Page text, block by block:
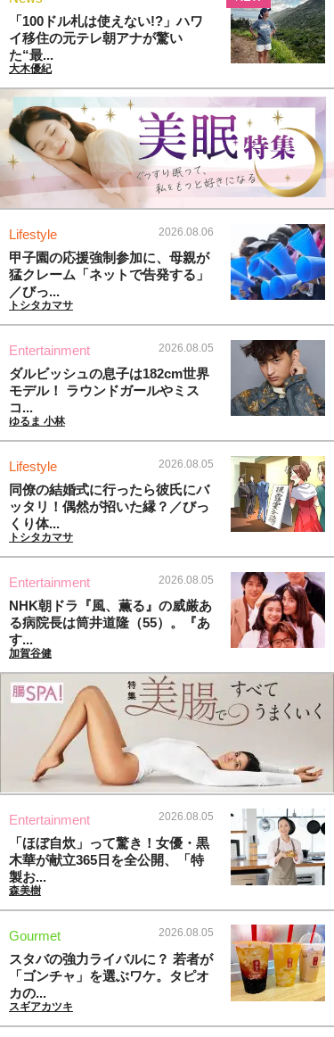
「100ドル札は使えない!?」ハワ
イ移住の元テレ朝アナが驚い
た“最...
大木優紀
Lifestyle 2026.08.06
甲子園の応援強制参加に、母親が
猛クレーム「ネットで告発する」
／びっ...
トシタカマサ
Entertainment 2026.08.05
ダルビッシュの息子は182cm世界
モデル！ ラウンドガールやミス
コ...
ゆるま 小林
Lifestyle 2026.08.05
同僚の結婚式に行ったら彼氏にバ
ッタリ！偶然が招いた縁？／びっ
くり体...
トシタカマサ
Entertainment 2026.08.05
NHK朝ドラ『風、薫る』の威厳あ
る病院長は筒井道隆（55）。『あ
す...
加賀谷健
Entertainment 2026.08.05
「ほぼ自炊」って驚き！女優・黒
木華が献立365日を全公開、「特
製お...
森美樹
Gourmet 2026.08.05
スタバの強力ライバルに？ 若者が
「ゴンチャ」を選ぶワケ。タピオ
カの...
スギアカツキ